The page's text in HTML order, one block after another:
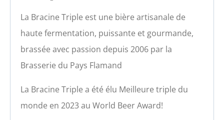
La Bracine Triple est une bière artisanale de
haute fermentation, puissante et gourmande,
brassée avec passion depuis 2006 par la
Brasserie du Pays Flamand
La Bracine Triple a été élu Meilleure triple du
monde en 2023 au World Beer Award!